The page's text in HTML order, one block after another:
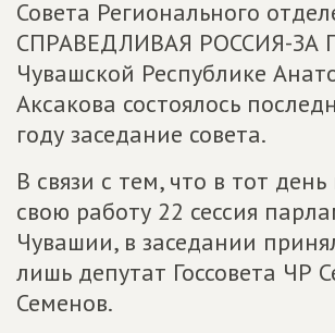
Совета Регионального
СПРАВЕДЛИВАЯ РОССИЯ-ЗА
Чувашской Республике
Аксакова состоялось
году заседание совета.
В связи с тем, что в тот
свою работу 22 сессия
Чувашии, в заседании
лишь депутат Госсовета ЧР
Семенов.